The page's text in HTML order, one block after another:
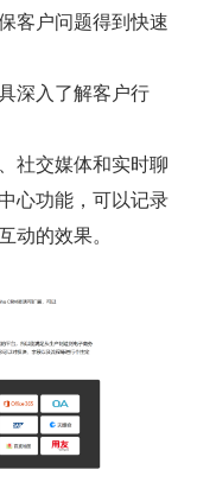
客户问题得到快速
深入了解客户行
社交媒体和实时聊
心功能，可以记录
动的效果。